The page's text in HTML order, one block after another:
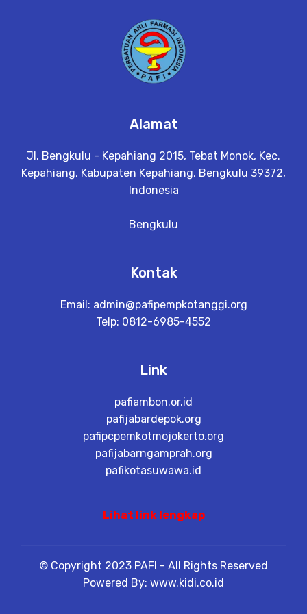
Alamat
Jl. Bengkulu - Kepahiang 2015, Tebat Monok, Kec.
Kepahiang, Kabupaten Kepahiang, Bengkulu 39372,
Indonesia
Bengkulu
Kontak
Email: admin@pafipempkotanggi.org
Telp: 0812-6985-4552
Link
pafiambon.or.id
pafijabardepok.org
pafipcpemkotmojokerto.org
pafijabarngamprah.org
pafikotasuwawa.id
Lihat link lengkap
© Copyright 2023 PAFI - All Rights Reserved
Powered By: www.kidi.co.id